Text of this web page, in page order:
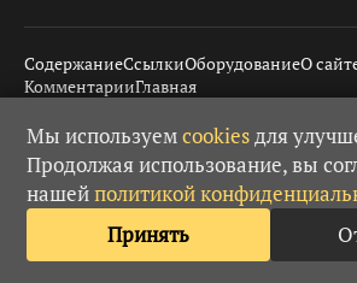
СодержаниеСсылкиОборудованиеО
КомментарииГлавная
© 2008–2026 Золотодобыча · 18+ · При
материалов гиперссылка обязательна.
Мы используемcookiesдля
Продолжая использование, вы
нашейполитикой
Принять